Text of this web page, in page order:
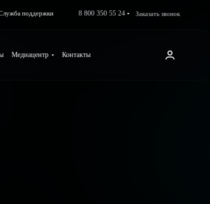
поддержки 8 800 350 55 24 Заказать звонок
Медиацентр Контакты